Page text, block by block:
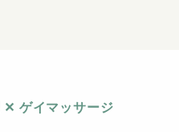
✕ ゲイマッサージ